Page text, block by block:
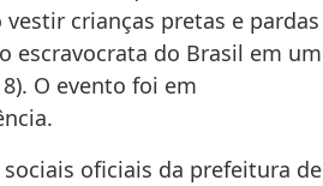
crianças pretas e pardas
escravocrata do Brasil em um
O evento foi em
oficiais da prefeitura de